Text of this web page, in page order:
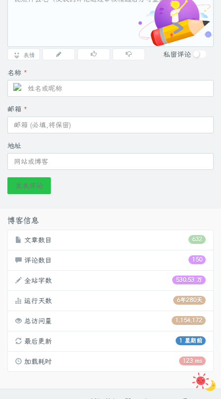
表情 私密评论
名称 *
邮箱 *
地址
发表评论
博客信息
632
文章数目
150
评论数目
530.53 万
全站字数
6年280天
运行天数
1,154,172
总访问量
1 星期前
最后更新
123 ms
加载耗时